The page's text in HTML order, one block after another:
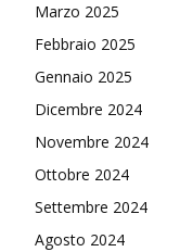
Marzo 2025
Febbraio 2025
Gennaio 2025
Dicembre 2024
Novembre 2024
Ottobre 2024
Settembre 2024
Agosto 2024